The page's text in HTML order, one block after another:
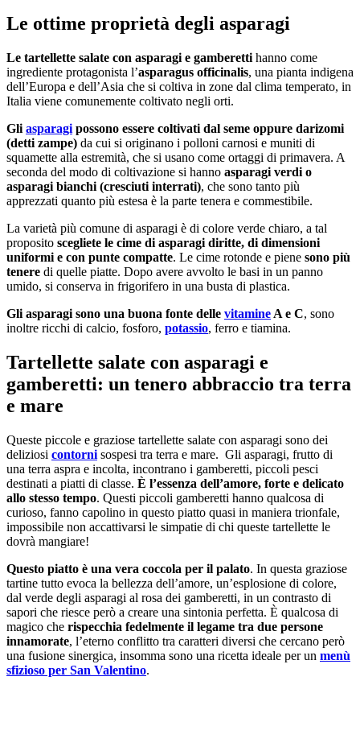
Le ottime proprietà degli asparagi
Le tartellette salate con asparagi e gamberetti hanno come
ingrediente protagonista l’asparagus officinalis, una pianta indigena
dell’Europa e dell’Asia che si coltiva in zone dal clima temperato, in
Italia viene comunemente coltivato negli orti.
Gli asparagi possono essere coltivati dal seme oppure darizomi
(detti zampe) da cui si originano i polloni carnosi e muniti di
squamette alla estremità, che si usano come ortaggi di primavera. A
seconda del modo di coltivazione si hanno asparagi verdi o
asparagi bianchi (cresciuti interrati), che sono tanto più
apprezzati quanto più estesa è la parte tenera e commestibile.
La varietà più comune di asparagi è di colore verde chiaro, a tal
proposito scegliete le cime di asparagi diritte, di dimensioni
uniformi e con punte compatte. Le cime rotonde e piene sono più
tenere di quelle piatte. Dopo avere avvolto le basi in un panno
umido, si conserva in frigorifero in una busta di plastica.
Gli asparagi sono una buona fonte delle vitamine A e C, sono
inoltre ricchi di calcio, fosforo, potassio, ferro e tiamina.
Tartellette salate con asparagi e
gamberetti: un tenero abbraccio tra terra
e mare
Queste piccole e graziose tartellette salate con asparagi sono dei
deliziosi contorni sospesi tra terra e mare. Gli asparagi, frutto di
una terra aspra e incolta, incontrano i gamberetti, piccoli pesci
destinati a piatti di classe. È l’essenza dell’amore, forte e delicato
allo stesso tempo. Questi piccoli gamberetti hanno qualcosa di
curioso, fanno capolino in questo piatto quasi in maniera trionfale,
impossibile non accattivarsi le simpatie di chi queste tartellette le
dovrà mangiare!
Questo piatto è una vera coccola per il palato. In questa graziose
tartine tutto evoca la bellezza dell’amore, un’esplosione di colore,
dal verde degli asparagi al rosa dei gamberetti, in un contrasto di
sapori che riesce però a creare una sintonia perfetta. È qualcosa di
magico che rispecchia fedelmente il legame tra due persone
innamorate, l’eterno conflitto tra caratteri diversi che cercano però
una fusione sinergica, insomma sono una ricetta ideale per un menù
sfizioso per San Valentino.